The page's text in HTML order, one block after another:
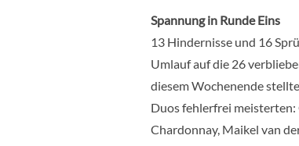
Spannung in Runde Eins
13 Hindernisse und 16
Umlauf auf die 26
diesem Wochenende
Duos fehlerfrei
Chardonnay, Maikel van